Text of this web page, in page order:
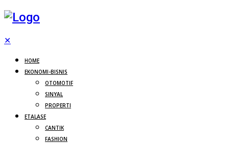
✕
HOME
EKONOMI-BISNIS
OTOMOTIF
SINYAL
PROPERTI
ETALASE
CANTIK
FASHION